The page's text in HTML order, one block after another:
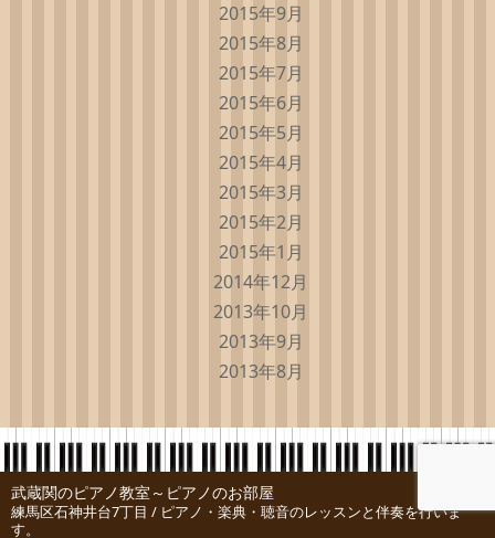
2015年9月
2015年8月
2015年7月
2015年6月
2015年5月
2015年4月
2015年3月
2015年2月
2015年1月
2014年12月
2013年10月
2013年9月
2013年8月
武蔵関のピアノ教室～ピアノのお部屋
練馬区石神井台7丁目 / ピアノ・楽典・聴音のレッスンと伴奏を行いま
す。